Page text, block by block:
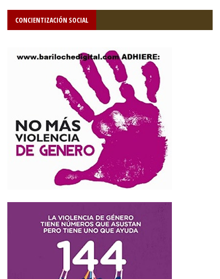
CONCIENTIZACIÓN SOCIAL